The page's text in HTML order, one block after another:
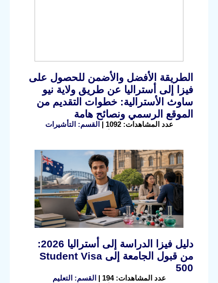
الطريقة الأفضل والأضمن للحصول على
فيزا إلى أستراليا عن طريق ولاية نيو
ساوث الأسترالية: خطوات التقديم من
الموقع الرسمي ونصائح هامة
عدد المشاهدات: 1092 | القسم: التأشيرات
دليل فيزا الدراسة إلى أستراليا 2026:
من قبول الجامعة إلى Student Visa
500
عدد المشاهدات: 194 | القسم: التعليم